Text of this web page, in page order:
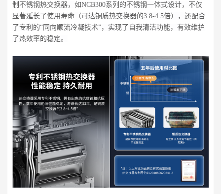
制不锈钢热交换器，如NCB300系列的不锈钢一体式设计，不仅
显著延长了使用寿命（可达铜质热交换器的3.8-4.5倍），还配合
了专利的“同向顺流冷凝技术”，实现了自我清洁功能，有效维护
了热效率的稳定。